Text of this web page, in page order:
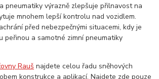
pneumatiky výrazně zlepšuje přilnavost na
mnohem lepší kontrolu nad vozidlem.
před nebezpečnými situacemi, kdy je
peřinou a samotné zimní pneumatiky
Rauš najdete celou řadu sněhových
konstrukce a aplikací. Najdete zde pouze